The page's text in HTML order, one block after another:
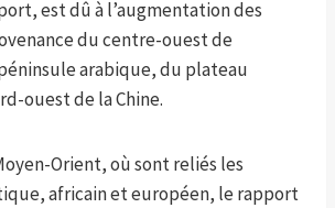
est dû à l’augmentation des
du centre-ouest de
arabique, du plateau
ouest de la Chine.
Orient, où sont reliés les
africain et européen, le rapport